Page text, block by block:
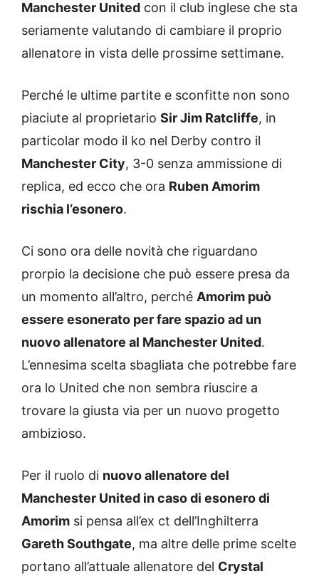
Manchester United con il club inglese che sta
seriamente valutando di cambiare il proprio
allenatore in vista delle prossime settimane.
Perché le ultime partite e sconfitte non sono
piaciute al proprietario Sir Jim Ratcliffe, in
particolar modo il ko nel Derby contro il
Manchester City, 3-0 senza ammissione di
replica, ed ecco che ora Ruben Amorim
rischia l’esonero.
Ci sono ora delle novità che riguardano
prorpio la decisione che può essere presa da
un momento all’altro, perché Amorim può
essere esonerato per fare spazio ad un
nuovo allenatore al Manchester United.
L’ennesima scelta sbagliata che potrebbe fare
ora lo United che non sembra riuscire a
trovare la giusta via per un nuovo progetto
ambizioso.
Per il ruolo di nuovo allenatore del
Manchester United in caso di esonero di
Amorim si pensa all’ex ct dell’Inghilterra
Gareth Southgate, ma altre delle prime scelte
portano all’attuale allenatore del Crystal